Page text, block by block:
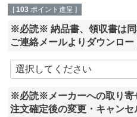
[ 103 ポイント進呈 ]
※必読※ 納品書、領収書は
ご連絡メールよりダウンロ
※必読※メーカーへの取り寄
注文確定後の変更・キャン